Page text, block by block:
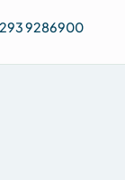
9286900